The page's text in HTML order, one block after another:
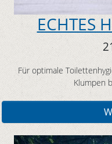
ECHTES
Für optimale
Klumpen